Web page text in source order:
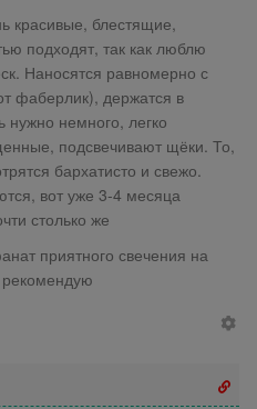
красивые, блестящие,
подходят, так как люблю
Наносятся равномерно с
фаберлик), держатся в
нужно немного, легко
подсвечивают щёки. То,
бархатисто и свежо.
вот уже 3-4 месяца
столько же
приятного свечения на
рекомендую